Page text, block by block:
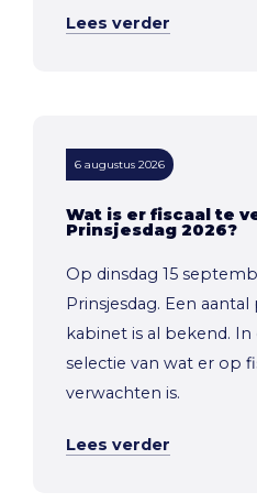
Lees verder
6 augustus 2026
Wat is er fiscaal te
Prinsjesdag 2026?
Op dinsdag 15
Prinsjesdag. Een
kabinet is al bekend.
selectie van wat er op
verwachten is.
Lees verder